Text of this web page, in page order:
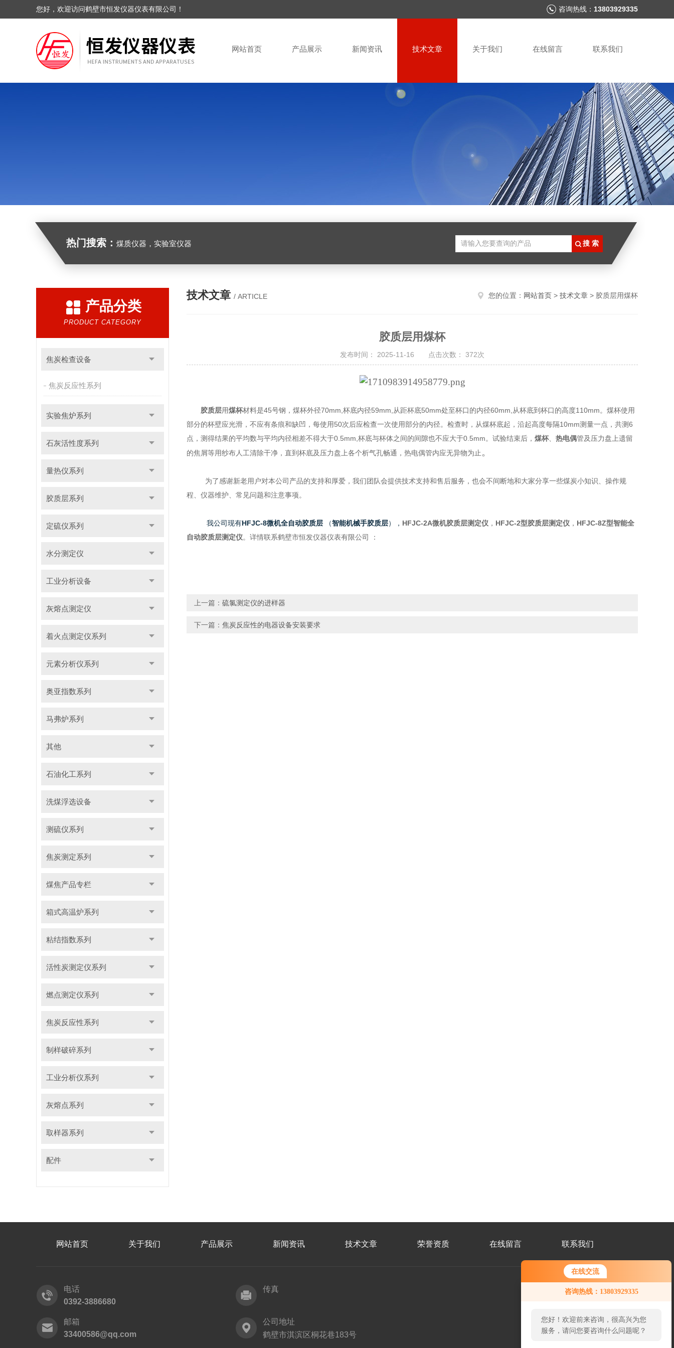
在线交流
咨询热线：13803929335
您好！欢迎前来咨询，很高兴为您
服务，请问您要咨询什么问题呢？
您好，欢迎访问鹤壁市恒发仪器仪表有限公司！ 咨询热线： 13803929335
网站首页 产品展示 新闻资讯 技术文章 关于我们 在线留言 联系我们
热门搜索： 煤质仪器，实验室仪器
产品分类
PRODUCT CATEGORY
焦炭检查设备
焦炭反应性系列
实验焦炉系列
石灰活性度系列
量热仪系列
胶质层系列
定硫仪系列
水分测定仪
工业分析设备
灰熔点测定仪
着火点测定仪系列
元素分析仪系列
奥亚指数系列
马弗炉系列
其他
石油化工系列
洗煤浮选设备
测硫仪系列
焦炭测定系列
煤焦产品专栏
箱式高温炉系列
粘结指数系列
活性炭测定仪系列
燃点测定仪系列
焦炭反应性系列
制样破碎系列
工业分析仪系列
灰熔点系列
取样器系列
配件
技术文章 / ARTICLE 您的位置： 网站首页 > 技术文章 > 胶质层用煤杯
胶质层用煤杯
发布时间： 2025-11-16 点击次数： 372次
胶质层用煤杯材料是45号钢，煤杯外径70mm,杯底内径59mm,从距杯底50mm处至杯口的内径60mm,从杯底到杯口的高度110mm。煤杯使用
部分的杯壁应光滑，不应有条痕和缺凹，每使用50次后应检查一次使用部分的内径。检查时，从煤杯底起，沿起高度每隔10mm测量一点，共测6
点，测得结果的平均数与平均内径相差不得大于0.5mm,杯底与杯体之间的间隙也不应大于0.5mm。试验结束后， 煤杯、 热电偶管及压力盘上遗留
的焦屑等用纱布人工清除干净，直到杯底及压力盘上各个析气孔畅通，热电偶管内应无异物为止 。
为了感谢新老用户对本公司产品的支持和厚爱，我们团队会提供技术支持和售后服务，也会不间断地和大家分享一些煤炭小知识、操作规
程、仪器维护、常见问题和注意事项。
我公司现有HFJC-8微机全自动胶质层 （智能机械手胶质层）， HFJC-2A微机胶质层测定仪 ， HFJC-2型胶质层测定仪 ， HFJC-8Z型智能全
自动胶质层测定仪。 详情联系鹤壁市恒发仪器仪表有限公司 ：
上一篇： 硫氯测定仪的进样器
下一篇： 焦炭反应性的电器设备安装要求
网站首页 关于我们 产品展示 新闻资讯 技术文章 荣誉资质 在线留言 联系我们
电话
0392-3886680
传真
邮箱
33400586@qq.com
公司地址
鹤壁市淇滨区桐花巷183号
号
二